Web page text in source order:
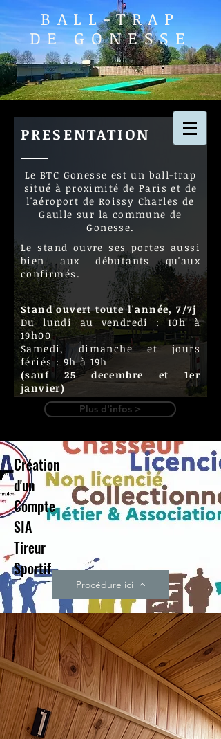
BALL-TRAP
DE GONESSE
PRESENTATION
Le BTC Gonesse est un ball-trap
situé à proximité de Paris et de
l'aéroport de Roissy Charles de
Gaulle sur la commune de
Gonesse.
Le stand ouvre ses portes aussi
bien aux débutants qu'aux
confirmés.
Stand ouvert toute l'année, 7/7j
Du lundi au vendredi : 10h à
19h00
Samedi, dimanche et jours
fériés : 9h à 19h
(sauf 25 decembre et 1er
janvier)
Plus d'infos >
Création
d'un
Compte
SIA
Tireur
Sportif
Procédure ici